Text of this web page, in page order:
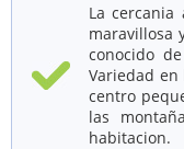
La
maravillosa
conocido
Variedad
centro
las
habitacion.